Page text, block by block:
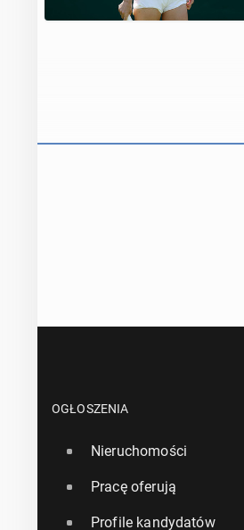
OGŁOSZENIA
Nieruchomości
Pracę oferują
Profile kandydatów